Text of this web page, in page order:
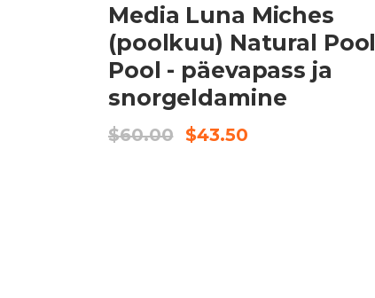
Media Luna Miches
(poolkuu) Natural Pool
Pool - päevapass ja
snorgeldamine
$60.00
Algne
$43.50Current